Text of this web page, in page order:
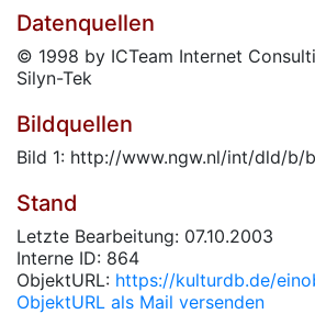
Datenquellen
© 1998 by ICTeam Internet
Silyn-Tek
Bildquellen
Bild 1: http://www.ngw.nl/int/dld/b/
Stand
Letzte Bearbeitung: 07.10.2003
Interne ID: 864
ObjektURL: https://kulturdb.de/
ObjektURL als Mail versenden